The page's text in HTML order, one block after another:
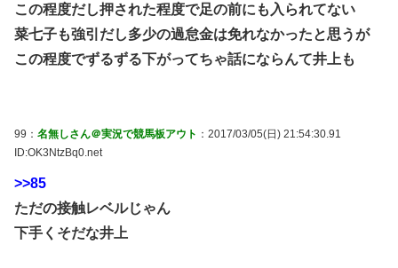
この程度だし押された程度で足の前にも入られてない
菜七子も強引だし多少の過怠金は免れなかったと思うが
この程度でずるずる下がってちゃ話にならんて井上も
99： 名無しさん＠実況で競馬板アウト ：2017/03/05(日) 21:54:30.91
ID:OK3NtzBq0.net
>>85
ただの接触レベルじゃん
下手くそだな井上